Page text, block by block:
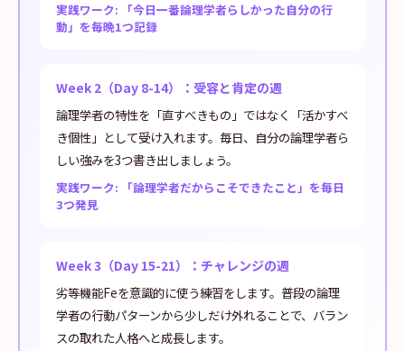
実践ワーク: 「今日一番論理学者らしかった自分の行
動」を毎晩1つ記録
Week 2（Day 8-14）：受容と肯定の週
論理学者の特性を「直すべきもの」ではなく「活かすべ
き個性」として受け入れます。毎日、自分の論理学者ら
しい強みを3つ書き出しましょう。
実践ワーク: 「論理学者だからこそできたこと」を毎日
3つ発見
Week 3（Day 15-21）：チャレンジの週
劣等機能Feを意識的に使う練習をします。普段の論理
学者の行動パターンから少しだけ外れることで、バラン
スの取れた人格へと成長します。